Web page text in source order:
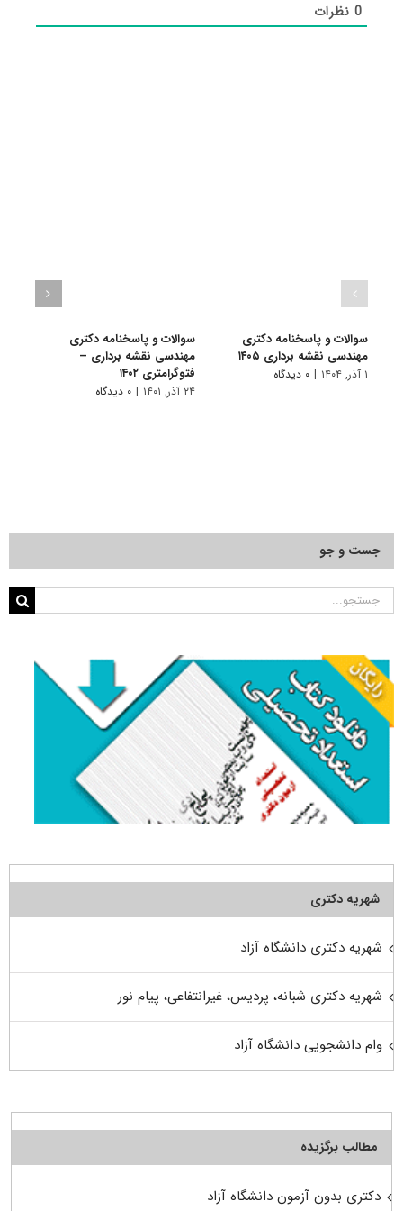
0نظرات
سوالات و پاسخنامه دکتری
مهندسی نقشه برداری ۱۴۰۵
۱ آذر, ۱۴۰۴ | ۰ دیدگاه
سوالات و پاسخنامه دکتری
مهندسی نقشه برداری –
فتوگرامتری ۱۴۰۲
۲۴ آذر, ۱۴۰۱ | ۰ دیدگاه
جست و جو
جستجو
شهریه دکتری
شهریه دکتری دانشگاه آزاد
شهریه دکتری شبانه، پردیس، غیرانتفاعی، پیام نور
وام دانشجویی دانشگاه آزاد
مطالب برگزیده
دکتری بدون آزمون دانشگاه آزاد